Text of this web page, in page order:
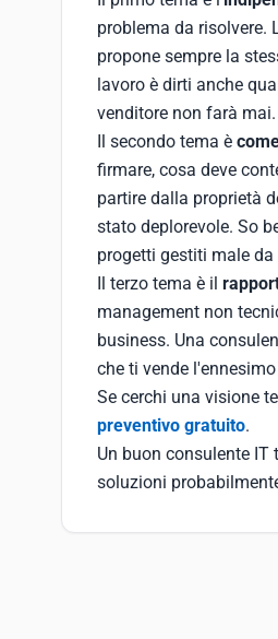
problema da risolvere.
propone sempre la
lavoro è dirti anche
venditore non farà mai.
Il secondo tema è
firmare, cosa deve
partire dalla proprietà
stato deplorevole. So
progetti gestiti male
Il terzo tema è il
management non
business. Una
che ti vende
Se cerchi una visione
preventivo gratuito.
Un buon consulente IT
soluzioni